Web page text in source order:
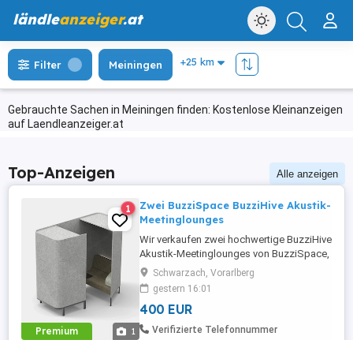
ländleanzeiger.at
Gebrauchte Sachen in Meiningen finden: Kostenlose Kleinanzeigen
auf Laendleanzeiger.at
Filter Meiningen
Top-Anzeigen Alle anzeigen
Premium 1
1
Zwei BuzziSpace BuzziHive Akustik-
Meetinglounges
Wir verkaufen zwei hochwertige BuzziHive
Akustik-Meetinglounges von BuzziSpace,
entworfen vom Designer Alain Gilles. Die
schallabsorbierenden Meeting-Kabinen
bieten einen geschützten Rückzugsort für
Besprechungen, Telefonate oder
konzentriertes Arbeiten. Sie eignen sich
Schwarzach, Vorarlberg
gestern 16:01
400 EUR
Verifizierte Telefonnummer